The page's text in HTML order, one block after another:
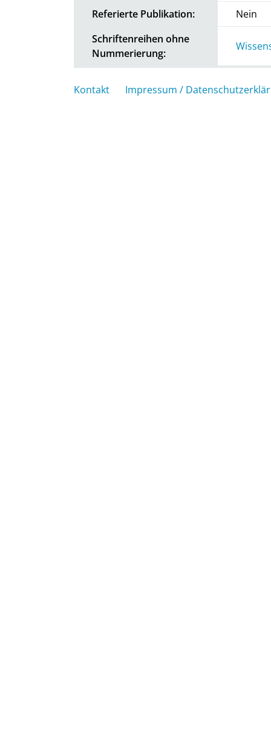
Referierte Publikation:
Nein
Schriftenreihen ohne
Nummerierung:
Kontakt Impressum /